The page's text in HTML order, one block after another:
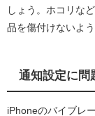
しょう。ホコリな
品を傷付けないよ
通知設定に問
iPhoneのバイブレ